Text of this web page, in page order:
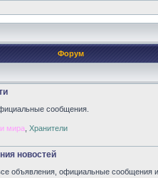
Форум
сообщения.
мира Хранители
новостей
объявления, официальные сообщения и